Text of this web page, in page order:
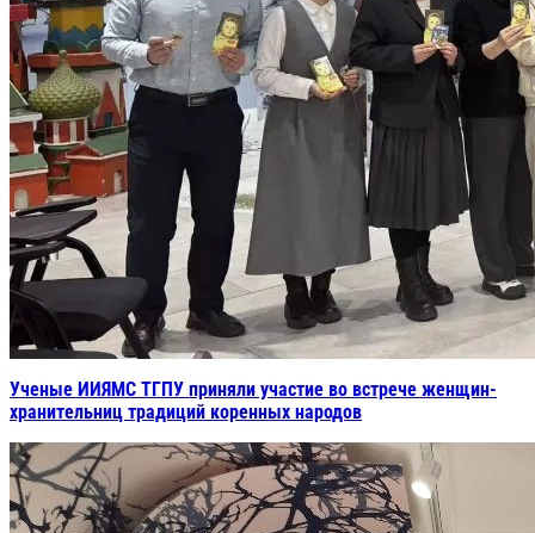
Ученые ИИЯМС ТГПУ приняли участие во встрече женщин-
хранительниц традиций коренных народов